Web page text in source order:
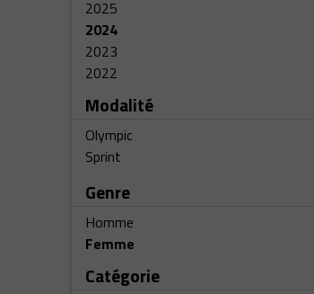
2025
2024
2023
2022
Modalité
Olympic
Sprint
Genre
Homme
Femme
Catégorie